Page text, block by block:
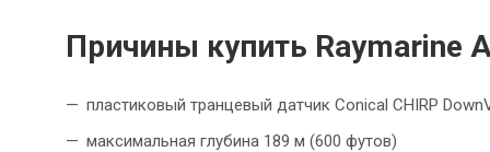
Причины купить Raymarine
пластиковый транцевый датчик Conical CHIRP
максимальная глубина 189 м (600 футов)